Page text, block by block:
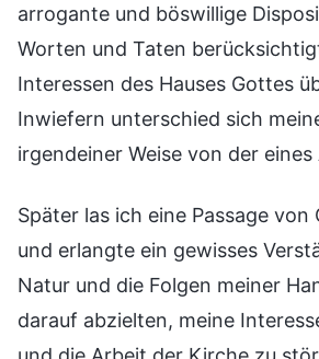
arrogante und böswillige
Worten und Taten
Interessen des Hauses Gottes
Inwiefern unterschied sich
irgendeiner Weise von der
Später las ich eine Passage
und erlangte ein gewisses
Natur und die Folgen meiner
darauf abzielten, meine